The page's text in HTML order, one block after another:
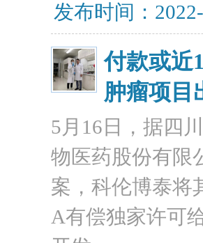
发布时间：
付款或近
肿瘤项目
5月16日，据四
物医药股份有限
案，科伦博泰将
A有偿独家许可